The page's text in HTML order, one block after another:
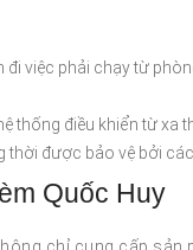
đi việc phải chạy từ
thống điều khiển từ xa
thời được bảo vệ bởi
Quốc Huy